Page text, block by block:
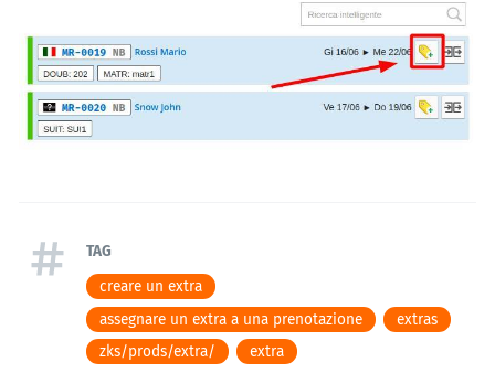
TAG
creare un extra
assegnare un extra a una prenotazione
extras
zks/prods/extra/
extra